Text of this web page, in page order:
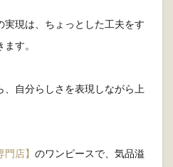
実現は、ちょっとした工夫をす
す。
自分らしさを表現しながら上
店】 のワンピースで、気品溢